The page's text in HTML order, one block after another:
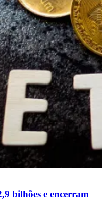
bilhões e encerram